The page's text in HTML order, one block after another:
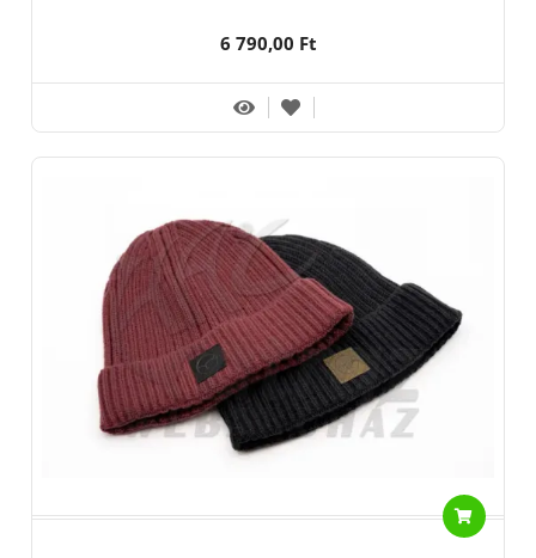
6 790,00 Ft